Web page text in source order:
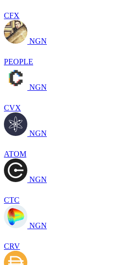
CFX
NGN
PEOPLE
NGN
CVX
NGN
ATOM
NGN
CTC
NGN
CRV